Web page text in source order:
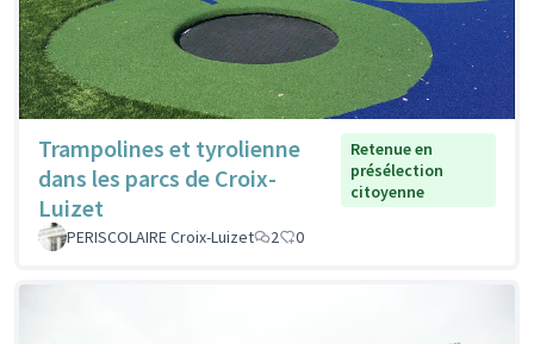
Trampolines et tyrolienne
dans les parcs de Croix-
Luizet
Retenue en
présélection
citoyenne
PERISCOLAIRE Croix-Luizet 2 0